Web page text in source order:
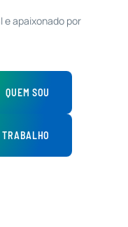
apaixonado por
QUEM SOU
TRABALHO